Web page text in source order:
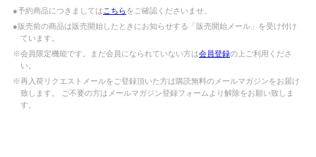
●予約商品につきましては こちらをご確認くださいませ。
●販売前の商品は販売開始したときにお知らせする「販売開始メール」を受け付け
ています。
※会員限定機能です。まだ会員になられていない方は会員登録の上ご利用くださ
い。
※再入荷リクエストメールをご登録頂いた方は購読無料のメールマガジンをお届け
致します。 ご不要の方はメールマガジン登録フォームより解除をお願い致しま
す。